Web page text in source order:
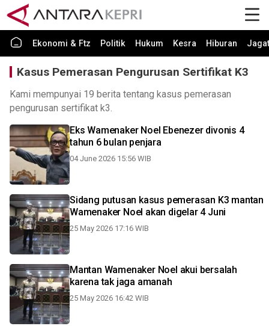
Ekonomi & Ftz Politik Hukum Kesra Hiburan Jagat
Kasus Pemerasan Pengurusan Sertifikat K3
Kami mempunyai 19 berita tentang kasus pemerasan
pengurusan sertifikat k3.
Eks Wamenaker Noel Ebenezer divonis 4
tahun 6 bulan penjara
04 June 2026 15:56 WIB
Sidang putusan kasus pemerasan K3 mantan
Wamenaker Noel akan digelar 4 Juni
25 May 2026 17:16 WIB
Mantan Wamenaker Noel akui bersalah
karena tak jaga amanah
25 May 2026 16:42 WIB